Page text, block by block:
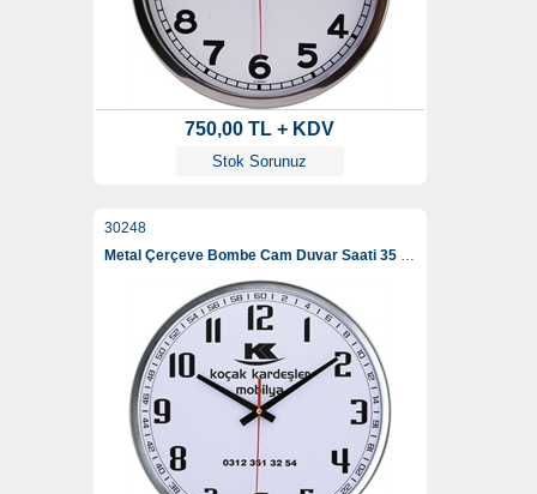
750,00 TL + KDV
Stok Sorunuz
30248
Metal Çerçeve Bombe Cam Duvar Saati 35 Cm